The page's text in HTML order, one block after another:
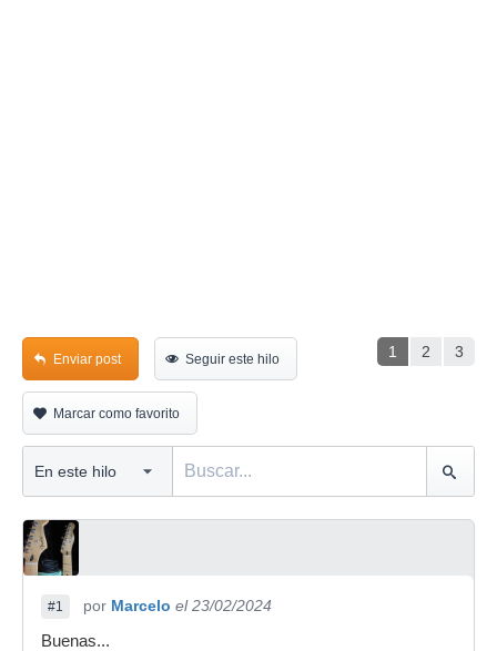
1 2 3
Enviar post Seguir este hilo
Marcar como favorito
#1 por Marcelo el 23/02/2024
Buenas...